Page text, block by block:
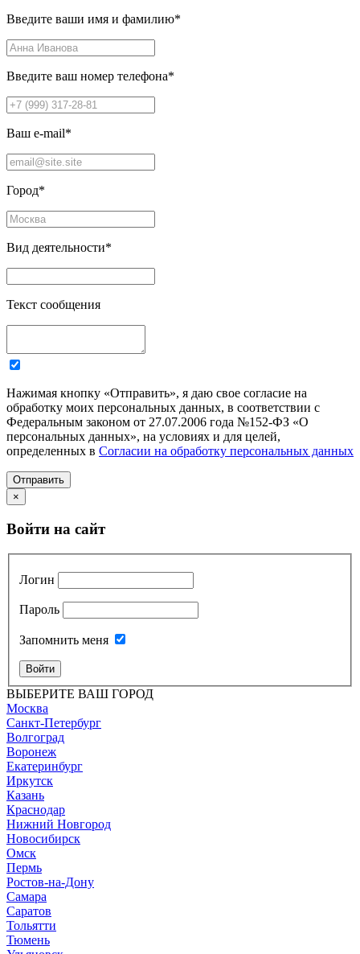
Введите ваши имя и фамилию*
Введите ваш номер телефона*
Ваш e-mail*
Город*
Вид деятельности*
Текст сообщения
Нажимая кнопку «Отправить», я даю свое согласие на
обработку моих персональных данных, в соответствии с
Федеральным законом от 27.07.2006 года №152-ФЗ «О
персональных данных», на условиях и для целей,
определенных в Согласии на обработку персональных данных
Отправить
×
Войти на сайт
Логин
Пароль
Запомнить меня
Войти
ВЫБЕРИТЕ ВАШ ГОРОД
Москва
Санкт-Петербург
Волгоград
Воронеж
Екатеринбург
Иркутск
Казань
Краснодар
Нижний Новгород
Новосибирск
Омск
Пермь
Ростов-на-Дону
Самара
Саратов
Тольятти
Тюмень